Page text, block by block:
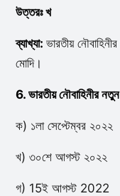
উত্তরঃ খ
ব্যাখ্যা: ভারতীয়
মোদি।
6. ভারতীয় নৌবাহিনীর
ক) ১লা সেপ্টেম্বর ২০২২
খ) ৩০শে আগস্ট ২০২২
গ) 15ই আগস্ট 2022